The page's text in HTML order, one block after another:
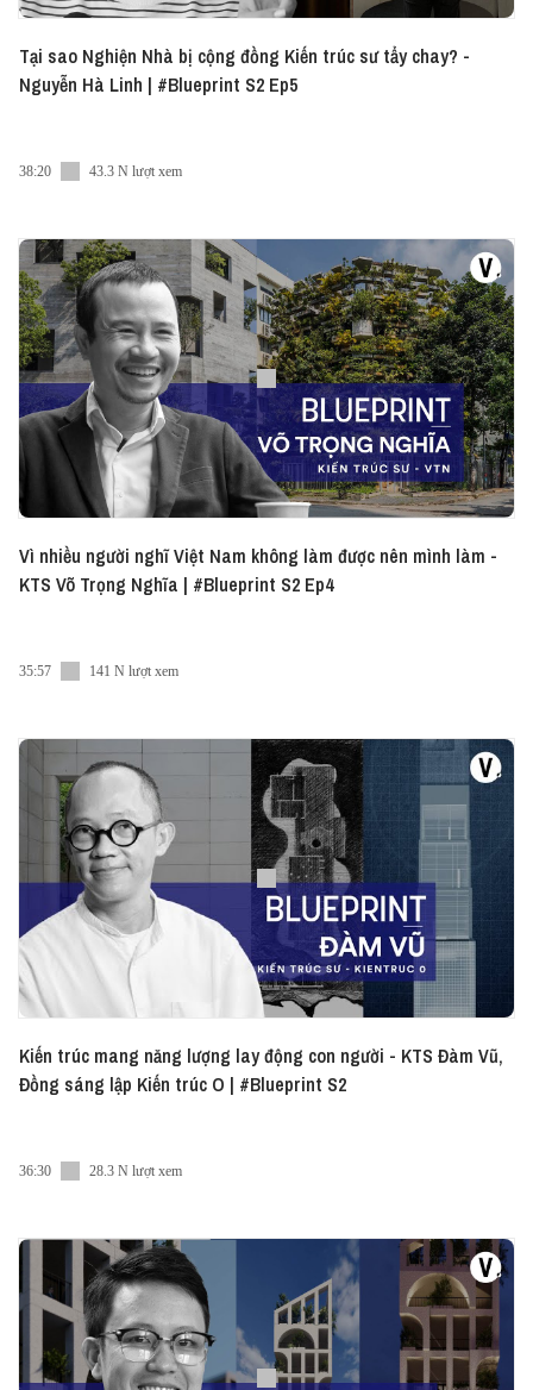
Tại sao Nghiện Nhà bị cộng đồng Kiến trúc sư tẩy chay? -
Nguyễn Hà Linh | #Blueprint S2 Ep5
38:20 43.3 N lượt xem
Vì nhiều người nghĩ Việt Nam không làm được nên mình làm -
KTS Võ Trọng Nghĩa | #Blueprint S2 Ep4
35:57 141 N lượt xem
Kiến trúc mang năng lượng lay động con người - KTS Đàm Vũ,
Đồng sáng lập Kiến trúc O | #Blueprint S2
36:30 28.3 N lượt xem